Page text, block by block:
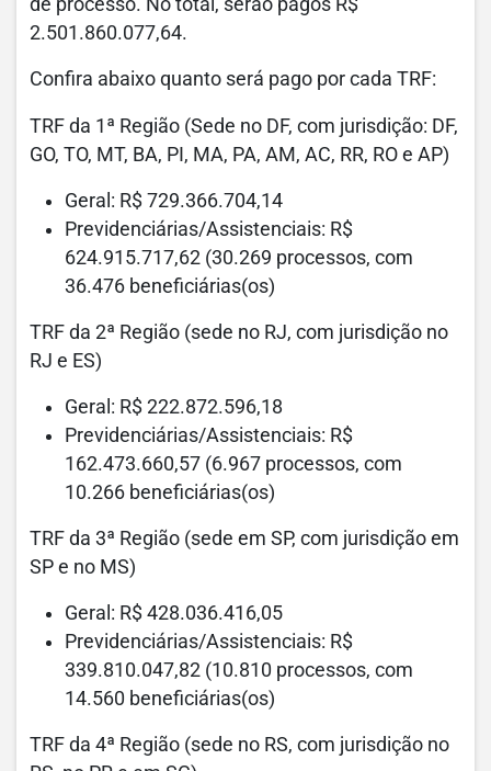
de processo. No total, serão pagos R$
2.501.860.077,64.
Confira abaixo quanto será pago por cada TRF:
TRF da 1ª Região (Sede no DF, com jurisdição: DF,
GO, TO, MT, BA, PI, MA, PA, AM, AC, RR, RO e AP)
Geral: R$ 729.366.704,14
Previdenciárias/Assistenciais: R$
624.915.717,62 (30.269 processos, com
36.476 beneficiárias(os)
TRF da 2ª Região (sede no RJ, com jurisdição no
RJ e ES)
Geral: R$ 222.872.596,18
Previdenciárias/Assistenciais: R$
162.473.660,57 (6.967 processos, com
10.266 beneficiárias(os)
TRF da 3ª Região (sede em SP, com jurisdição em
SP e no MS)
Geral: R$ 428.036.416,05
Previdenciárias/Assistenciais: R$
339.810.047,82 (10.810 processos, com
14.560 beneficiárias(os)
TRF da 4ª Região (sede no RS, com jurisdição no